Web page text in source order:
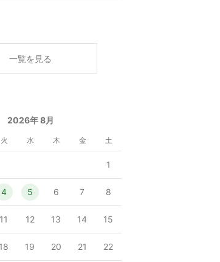
一覧を見る
2026年 8月
火 水 木 金 土
1
4 5 6 7 8
11 12 13 14 15
18 19 20 21 22